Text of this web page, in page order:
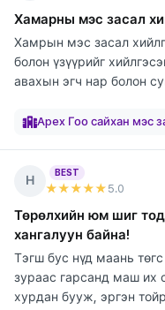
Хамарны мэс засал
Хамрын мэс засал хийлгээд 10
болон үзүүрийг хийлгэсэн!! Юуны өмнө, эндхийн
авахын эгч нар болон
Apex Гоо сайхан мэс
Н
BEST
★★★★★ 5.0
Төрөлхийн юм шиг
хангалуун байна!
Тэгш бус нүд маань
зураас гарсанд маш их
хурдан бууж, эргэн